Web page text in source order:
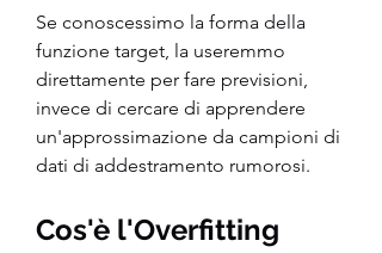
Se conoscessimo la forma della
funzione target, la useremmo
direttamente per fare previsioni,
invece di cercare di apprendere
un'approssimazione da campioni di
dati di addestramento rumorosi.
Cos'è l'Overfitting